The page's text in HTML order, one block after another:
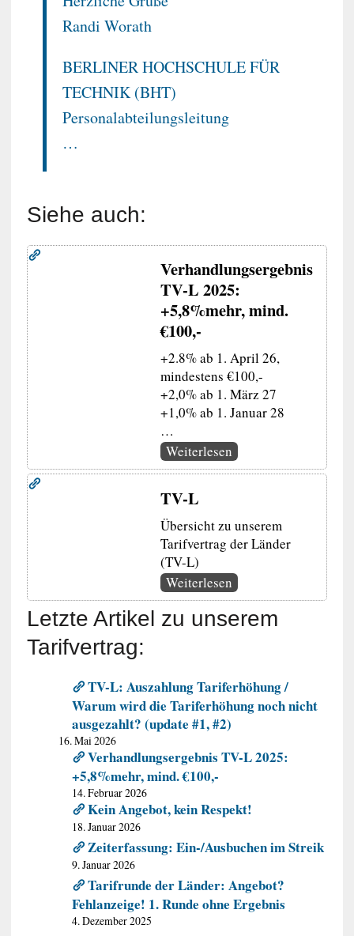
Randi Worath
BERLINER HOCHSCHULE FÜR
TECHNIK (BHT)
Personalabteilungsleitung
…
Siehe auch:
Verhandlungsergebnis
TV-L 2025:
+5,8%mehr, mind.
€100,-
+2.8% ab 1. April 26,
mindestens €100,-
+2,0% ab 1. März 27
+1,0% ab 1. Januar 28
…
Weiterlesen
TV-L
Übersicht zu unserem
Tarifvertrag der Länder
(TV-L)
Weiterlesen
Letzte Artikel zu unserem
Tarifvertrag:
TV-L: Auszahlung Tariferhöhung /
Warum wird die Tariferhöhung noch nicht
ausgezahlt? (update #1, #2)
16. Mai 2026
Verhandlungsergebnis TV-L 2025:
+5,8%mehr, mind. €100,-
14. Februar 2026
Kein Angebot, kein Respekt!
18. Januar 2026
Zeiterfassung: Ein-/Ausbuchen im Streik
9. Januar 2026
Tarifrunde der Länder: Angebot?
Fehlanzeige! 1. Runde ohne Ergebnis
4. Dezember 2025